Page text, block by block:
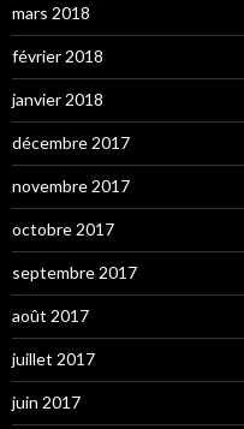
mars 2018
février 2018
janvier 2018
décembre 2017
novembre 2017
octobre 2017
septembre 2017
août 2017
juillet 2017
juin 2017